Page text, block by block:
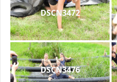
DSCN3472
DSCN3476